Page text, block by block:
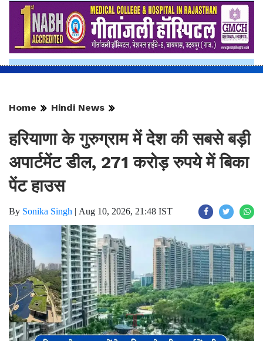
Home Hindi News
हरियाणा के गुरुग्राम में देश की सबसे बड़ी
अपार्टमेंट डील, 271 करोड़ रुपये में बिका
पेंट हाउस
By Sonika Singh | Aug 10, 2026, 21:48 IST